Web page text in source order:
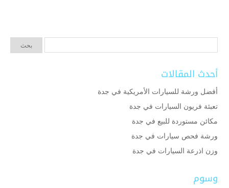
أحدث المقالات
أفضل ورشة للسيارات الأمريكية في جدة
تعبئة فريون السيارات في جدة
مكائن مستوردة للبيع في جدة
ورشة فحص سيارات في جدة
وزن اذرعة السيارات في جدة
وسوم